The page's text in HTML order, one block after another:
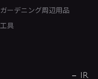
ガーデニング周辺用品
工具
IR